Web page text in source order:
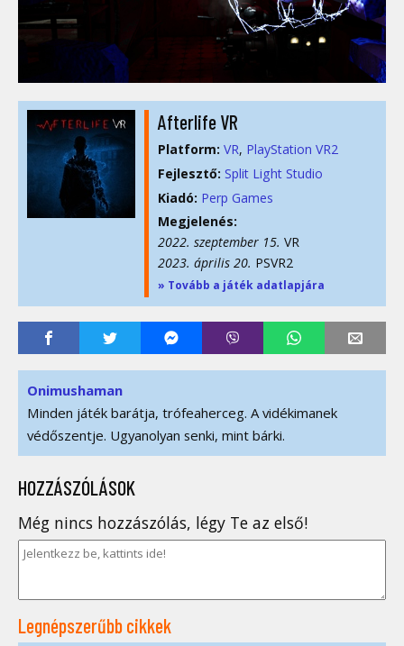
Afterlife VR
Platform: VR PlayStation VR2
Fejlesztő: Split Light Studio
Kiadó: Perp Games
Megjelenés:
2022. szeptember 15. VR
2023. április 20. PSVR2
» Tovább a játék adatlapjára
Onimushaman
Minden játék barátja, trófeaherceg. A vidékimanek
védőszentje. Ugyanolyan senki, mint bárki.
HOZZÁSZÓLÁSOK
Még nincs hozzászólás, légy Te az első!
Legnépszerűbb cikkek